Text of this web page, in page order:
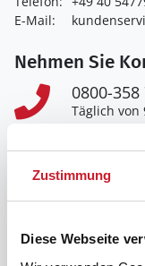
Zustimmung
Diese Webseite
E-Mail:
Nehmen Sie
0800-358
Täglich von
Wir freuen
Zum
Aktuelle